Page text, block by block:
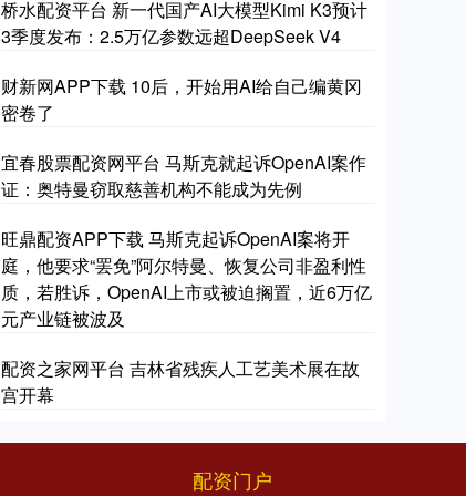
桥水配资平台 新一代国产AI大模型Kimi K3预计
3季度发布：2.5万亿参数远超DeepSeek V4
财新网APP下载 10后，开始用AI给自己编黄冈
密卷了
宜春股票配资网平台 马斯克就起诉OpenAI案作
证：奥特曼窃取慈善机构不能成为先例
旺鼎配资APP下载 马斯克起诉OpenAI案将开
庭，他要求“罢免”阿尔特曼、恢复公司非盈利性
质，若胜诉，OpenAI上市或被迫搁置，近6万亿
元产业链被波及
配资之家网平台 吉林省残疾人工艺美术展在故
宫开幕
配资门户